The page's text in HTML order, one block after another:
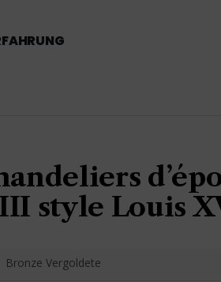
style Louis
Bronze Vergoldete